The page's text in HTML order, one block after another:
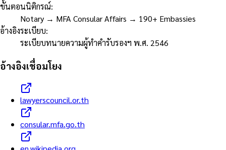
ขั้นตอนนิติกรณ์:
Notary → MFA Consular Affairs → 190+ Embassies
อ้างอิงระเบียบ:
ระเบียบทนายความผู้ทำคำรับรองฯ พ.ศ. 2546
อ้างอิงเชื่อมโยง
lawyerscouncil.or.th
consular.mfa.go.th